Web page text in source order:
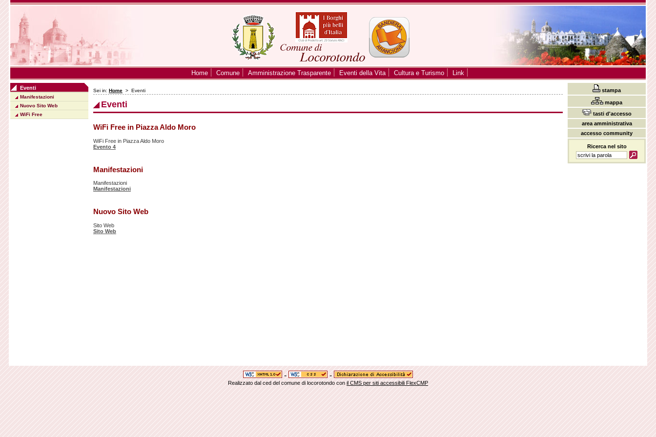
Home Comune Amministrazione Trasparente Eventi della Vita Cultura e Turismo Link
Sei in: Home > Eventi
Eventi
WiFi Free in Piazza Aldo Moro
WiFi Free in Piazza Aldo Moro
Evento 4
Manifestazioni
Manifestazioni
Manifestazioni
Nuovo Sito Web
Sito Web
Sito Web
Eventi
Manifestazioni
Nuovo Sito Web
WiFi Free
stampa
mappa
tasti d'accesso
area amministrativa
accesso community
Ricerca nel sito
- -
Realizzato dal ced del comune di locorotondo conil CMS per siti accessibili FlexCMP